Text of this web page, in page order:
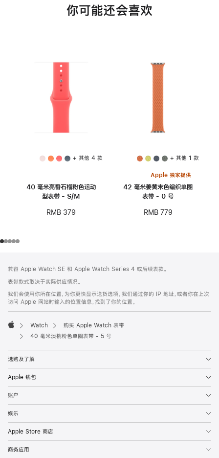
你可能还会喜欢
+ 其他 4 款
40 毫米亮番石榴粉色运动
型表带 - S/M
RMB 379
+ 其他 1 款
Apple 独家提供
42 毫米姜黄末色编织单圈
表带 - 0 号
RMB 779
页
页
脚
注
兼容 Apple Watch SE 和 Apple Watch Series 4 或后续表款。
表带款式取决于实际供应情况。
我们会使用你所在位置，为你更快显示送货选项。我们通过你的 IP 地址，或者你在上次
访问 Apple 网站时输入的位置信息，找到了你的位置。
Apple
Watch
购买 Apple Watch 表带
40 毫米淡桃粉色单圈表带 - 5 号
选购及了解
Apple 钱包
账户
娱乐
Apple Store 商店
商务应用